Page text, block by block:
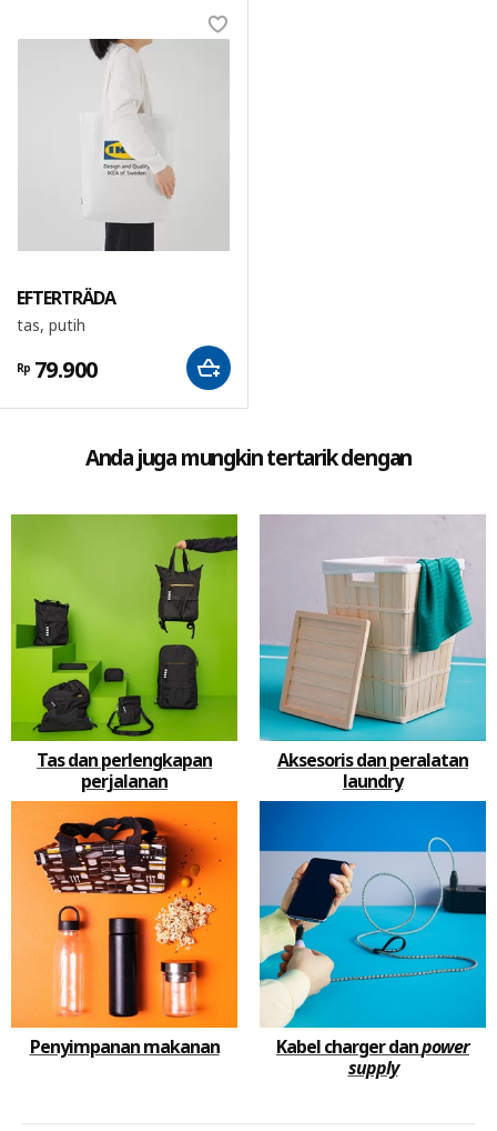
EFTERTRÄDA
tas, putih
Rp 79.900
Anda juga mungkin tertarik dengan
Tas dan perlengkapan
perjalanan
Aksesoris dan peralatan
laundry
Penyimpanan makanan Kabel charger danpower
supply